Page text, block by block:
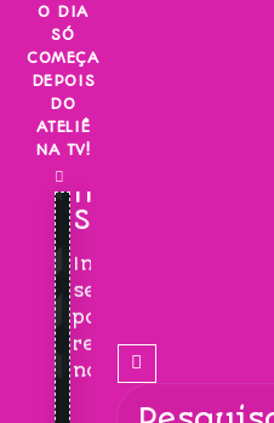
Skip
content
O DIA
SÓ
COMEÇA
DEPOIS
DO
ATELIÊ
NA TV!
INSCREVA-
SE!
Inscreva-
se
para
receber
novidades!